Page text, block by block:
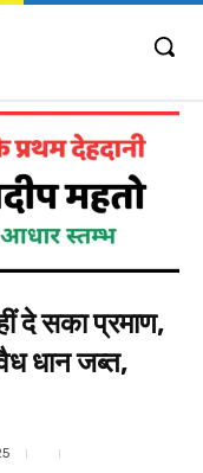
दे सका प्रमाण,
धान जब्त,